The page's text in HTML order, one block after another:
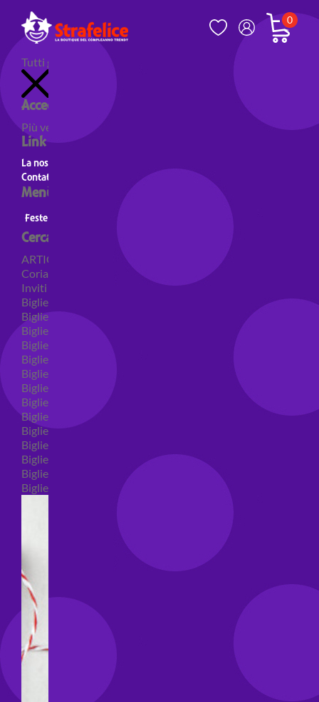
0
Tutti gli articoli
Accedi al tuo account
Più venduti Nuovi prodotti
Link utili
La nostra storia
Contatti
Menù principale
Feste a Tema Feste a tema Colori
Cerca per categoria
ARTICOLI PER FESTE
Coriandoli e sparacoriandoli
Inviti
Biglietti di auguri
Biglietti auguri pensione
Biglietti auguri compleanno
Biglietti auguri amore
Biglietti auguri nascita
Biglietti auguri primo compleanno
Biglietti auguri battesimo
Biglietti auguri per prima comunione
Biglietti auguri cresima
Biglietti auguri matrimonio
Biglietti auguri anniversario matrimonio
Biglietti auguri Natale
Biglietti auguri laurea
Biglietti auguri generici